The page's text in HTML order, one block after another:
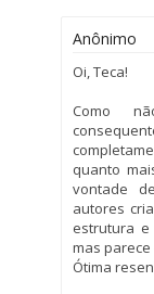
Anônimo
Oi, Teca!
Como
quanto
vontade
autores
estrutura
mas
Ótima